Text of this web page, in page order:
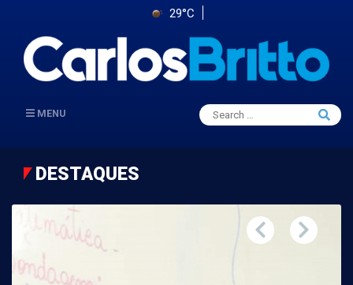
29°C
MENU
Search
for:
Search
DESTAQUES